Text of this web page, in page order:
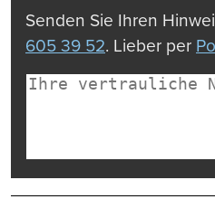
Senden Sie Ihren
605 39 52. Lieber per